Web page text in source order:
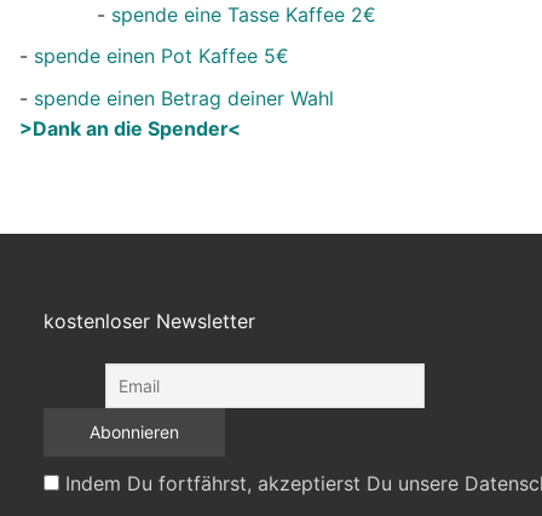
- spende eine Tasse Kaffee 2€
- spende einen Pot Kaffee 5€
- spende einen Betrag deiner Wahl
>Dank an die Spender<
kostenloser Newsletter
Indem Du fortfährst, akzeptierst Du unsere